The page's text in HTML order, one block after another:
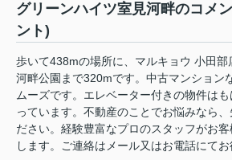
グリーンハイツ室見河畔のコメ
ント)
歩いて438mの場所に、マルキョウ 小田部
河畔公園まで320mです。中古マンション
ムーズです。エレベーター付きの物件は
っています。不動産のことでお悩みなら
ださい。経験豊富なプロのスタッフがお
します。ご連絡はメール又はお電話にてお